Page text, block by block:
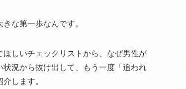
な第一歩なんです。
しいチェックリストから、なぜ男性が
況から抜け出して、もう一度「追われ
します。